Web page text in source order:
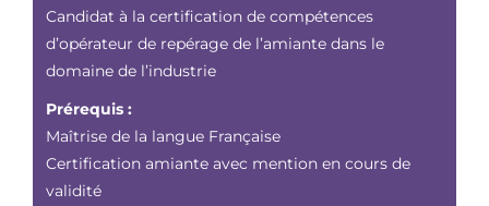
Candidat à la certification de compétences
d’opérateur de repérage de l’amiante dans le
domaine de l’industrie
Prérequis :
Maîtrise de la langue Française
Certification amiante avec mention en cours de
validité